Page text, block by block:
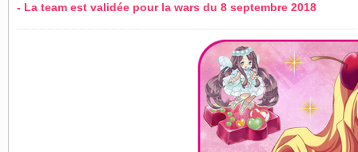
- La team est validée pour la wars du 8 septembre 2018